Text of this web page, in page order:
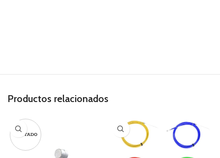
Productos relacionados
AGOTADO